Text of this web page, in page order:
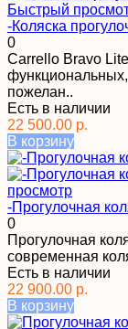
Быстрый
-Коляска
0
Carrello Bravo
функциональных,
пожелан..
Есть в наличии
22 500.00 р.
В корзину
просмотр
-Прогулочная
0
Прогулочная
современная
Есть в наличии
22 900.00 р.
В корзину